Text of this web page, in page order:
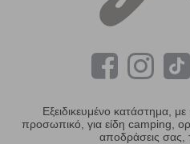
Εξειδικευμένο κατάστημα,
προσωπικό, για είδη camping,
αποδράσεις σας,